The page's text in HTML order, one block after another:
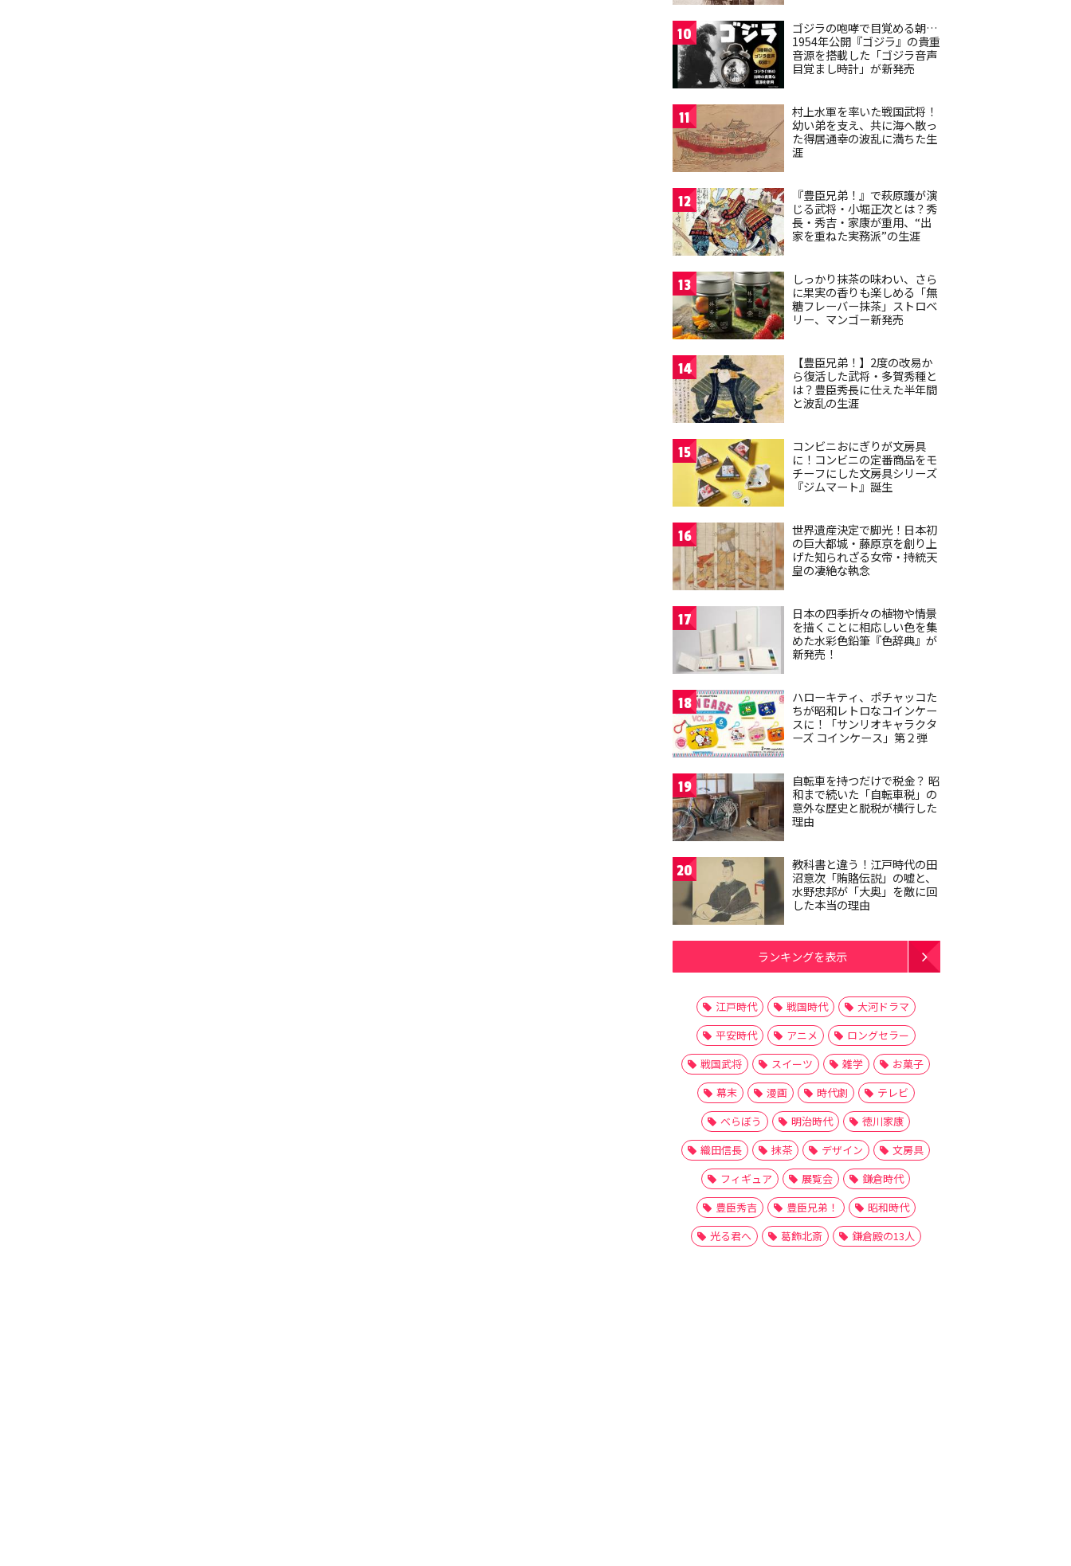
10
ゴジラの咆哮で目覚める朝…
1954年公開『ゴジラ』の貴重
音源を搭載した「ゴジラ音声
目覚まし時計」が新発売
11
村上水軍を率いた戦国武将！
幼い弟を支え、共に海へ散っ
た得居通幸の波乱に満ちた生
涯
12
『豊臣兄弟！』で萩原護が演
じる武将・小堀正次とは？秀
長・秀吉・家康が重用、“出
家を重ねた実務派”の生涯
13
しっかり抹茶の味わい、さら
に果実の香りも楽しめる「無
糖フレーバー抹茶」ストロベ
リー、マンゴー新発売
14
【豊臣兄弟！】2度の改易か
ら復活した武将・多賀秀種と
は？豊臣秀長に仕えた半年間
と波乱の生涯
15
コンビニおにぎりが文房具
に！コンビニの定番商品をモ
チーフにした文房具シリーズ
『ジムマート』誕生
16
世界遺産決定で脚光！日本初
の巨大都城・藤原京を創り上
げた知られざる女帝・持統天
皇の凄絶な執念
17
日本の四季折々の植物や情景
を描くことに相応しい色を集
めた水彩色鉛筆『色辞典』が
新発売！
18
ハローキティ、ポチャッコた
ちが昭和レトロなコインケー
スに！「サンリオキャラクタ
ーズ コインケース」第２弾
19
自転車を持つだけで税金？ 昭
和まで続いた「自転車税」の
意外な歴史と脱税が横行した
理由
20
教科書と違う！江戸時代の田
沼意次「賄賂伝説」の嘘と、
水野忠邦が「大奥」を敵に回
した本当の理由
ランキングを表示
江戸時代 戦国時代
大河ドラマ
平安時代
アニメ
ロングセラー
戦国武将
スイーツ 雑学
お菓子
幕末
漫画 時代劇
テレビ
べらぼう
明治時代
徳川家康
織田信長
抹茶 デザイン
文房具
フィギュア
展覧会
鎌倉時代
豊臣秀吉
豊臣兄弟！
昭和時代
光る君へ
葛飾北斎 鎌倉殿の13人